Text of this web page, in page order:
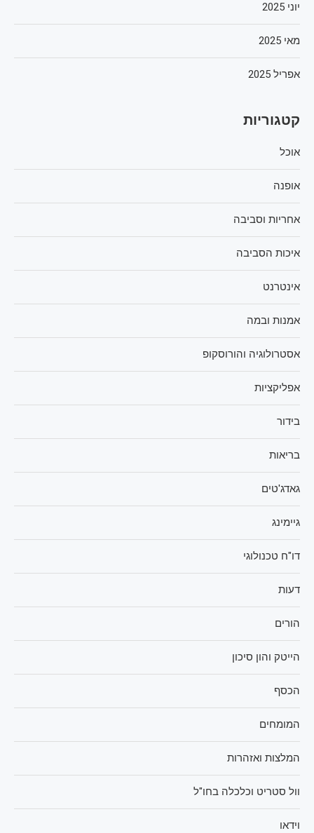
יוני 2025
מאי 2025
אפריל 2025
קטגוריות
אוכל
אופנה
אחריות וסביבה
איכות הסביבה
אינטרנט
אמנות ובמה
אסטרולוגיה והורוסקופ
אפליקציות
בידור
בריאות
גאדג'טים
גיימינג
דו"ח טכנולוגי
דעות
הורים
הייטק והון סיכון
הכסף
המומחים
המלצות ואזהרות
וול סטריט וכלכלה בחו"ל
וידאו